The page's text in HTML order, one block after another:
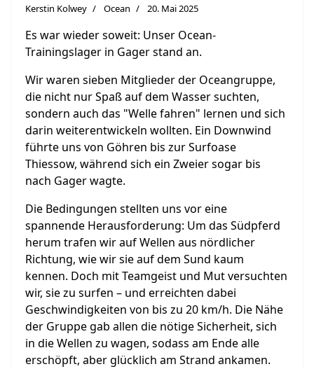
Kerstin Kolwey Ocean 20. Mai 2025
Es war wieder soweit: Unser Ocean-
Trainingslager in Gager stand an.
Wir waren sieben Mitglieder der Oceangruppe,
die nicht nur Spaß auf dem Wasser suchten,
sondern auch das "Welle fahren" lernen und sich
darin weiterentwickeln wollten. Ein Downwind
führte uns von Göhren bis zur Surfoase
Thiessow, während sich ein Zweier sogar bis
nach Gager wagte.
Die Bedingungen stellten uns vor eine
spannende Herausforderung: Um das Südpferd
herum trafen wir auf Wellen aus nördlicher
Richtung, wie wir sie auf dem Sund kaum
kennen. Doch mit Teamgeist und Mut versuchten
wir, sie zu surfen – und erreichten dabei
Geschwindigkeiten von bis zu 20 km/h. Die Nähe
der Gruppe gab allen die nötige Sicherheit, sich
in die Wellen zu wagen, sodass am Ende alle
erschöpft, aber glücklich am Strand ankamen.